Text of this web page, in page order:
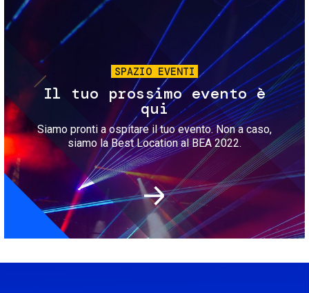
Immagine
SPAZIO EVENTI
Il tuo prossimo evento è
qui
Siamo pronti a ospitare il tuo evento. Non a caso,
siamo la Best Location al BEA 2022.